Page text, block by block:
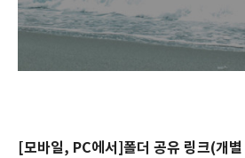
[모바일, PC에서]폴더 공유 링크(개